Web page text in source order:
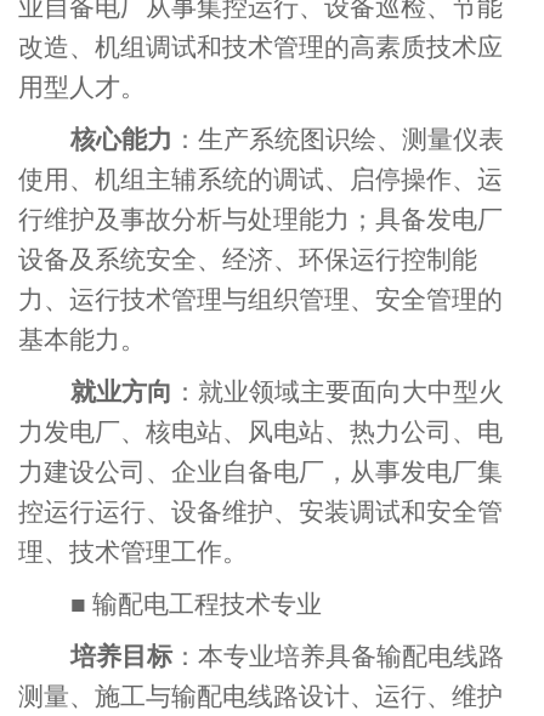
业自备电厂从事集控运行、设备巡检、节能
改造、机组调试和技术管理的高素质技术应
用型人才。
核心能力 ：生产系统图识绘、测量仪表
使用、机组主辅系统的调试、启停操作、运
行维护及事故分析与处理能力；具备发电厂
设备及系统安全、经济、环保运行控制能
力、运行技术管理与组织管理、安全管理的
基本能力。
就业方向 ：就业领域主要面向大中型火
力发电厂、核电站、风电站、热力公司、电
力建设公司、企业自备电厂，从事发电厂集
控运行运行、设备维护、安装调试和安全管
理、技术管理工作。
■ 输配电工程技术专业
培养目标：本专业培养具备输配电线路
测量、施工与输配电线路设计、运行、维护